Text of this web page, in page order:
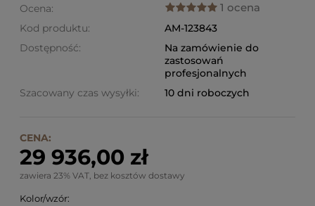
Ocena: 1 ocena
Kod produktu:
AM-123843
Dostępność:
Na zamówienie do
zastosowań
profesjonalnych
Szacowany czas wysyłki:
10 dni roboczych
CENA:
29 936,00 zł
zawiera 23% VAT, bez kosztów dostawy
Kolor/wzór: